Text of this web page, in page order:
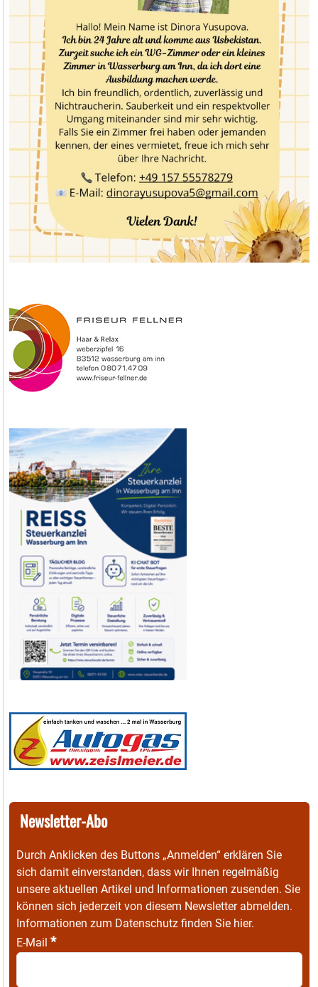
Newsletter-Abo
Durch Anklicken des Buttons „Anmelden“ erklären Sie
sich damit einverstanden, dass wir Ihnen regelmäßig
unsere aktuellen Artikel und Informationen zusenden. Sie
können sich jederzeit von diesem Newsletter abmelden.
Informationen zum Datenschutz finden Sie hier.
E-Mail *